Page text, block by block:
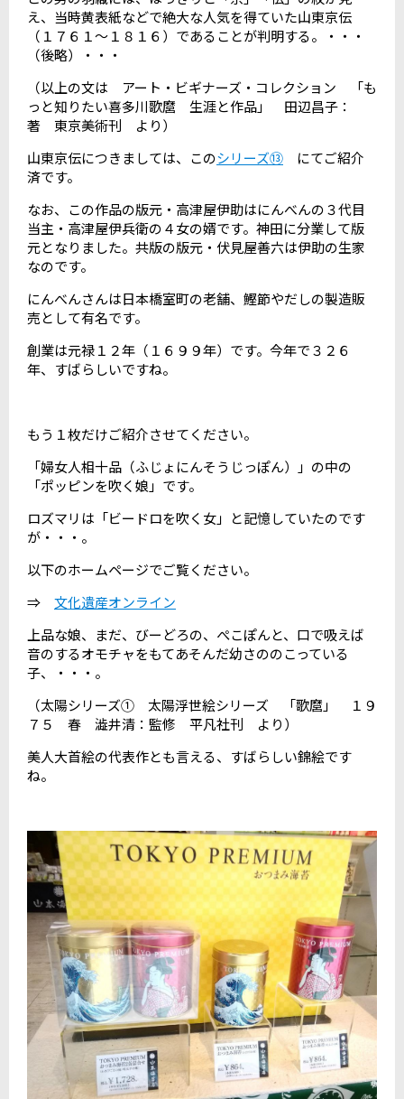
え、当時黄表紙などで絶大な人気を得ていた山東京伝
（１７６１～１８１６）であることが判明する。・・・
（後略）・・・
（以上の文は アート・ビギナーズ・コレクション 「も
っと知りたい喜多川歌麿 生涯と作品」 田辺昌子：
著 東京美術刊 より）
山東京伝につきましては、このシリーズ⑬ にてご紹介
済です。
なお、この作品の版元・高津屋伊助はにんべんの３代目
当主・高津屋伊兵衛の４女の婿です。神田に分業して版
元となりました。共版の版元・伏見屋善六は伊助の生家
なのです。
にんべんさんは日本橋室町の老舗、鰹節やだしの製造販
売として有名です。
創業は元禄１２年（１６９９年）です。今年で３２６
年、すばらしいですね。
もう１枚だけご紹介させてください。
「婦女人相十品（ふじょにんそうじっぽん）」の中の
「ポッピンを吹く娘」です。
ロズマリは「ビードロを吹く女」と記憶していたのです
が・・・。
以下のホームページでご覧ください。
⇒ 文化遺産オンライン
上品な娘、まだ、びーどろの、ぺこぽんと、口で吸えば
音のするオモチャをもてあそんだ幼さののこっている
子、・・・。
（太陽シリーズ① 太陽浮世絵シリーズ 「歌麿」 １９
７５ 春 澁井清：監修 平凡社刊 より）
美人大首絵の代表作とも言える、すばらしい錦絵です
ね。